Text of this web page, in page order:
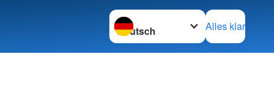
Sprache wechseln zu
Alles klar